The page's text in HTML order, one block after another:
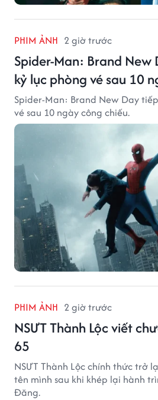
PHIM ẢNH 2 giờ trước
Spider-Man: Brand New
kỷ lục phòng vé sau 10
Spider-Man: Brand New Day
vé sau 10 ngày công chiếu.
PHIM ẢNH 2 giờ trước
NSƯT Thành Lộc viết
65
NSƯT Thành Lộc chính thức trở
tên mình sau khi khép lại hành
Đăng.